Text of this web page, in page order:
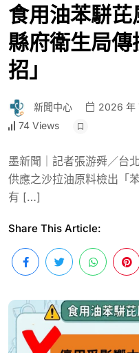
食用油苯駢
縣府衛生局
招」
新聞中心 2026 年
74 Views
墨新聞｜記者張游舜／台
供應之沙拉油原料檢出「
有 […]
Share This Article: